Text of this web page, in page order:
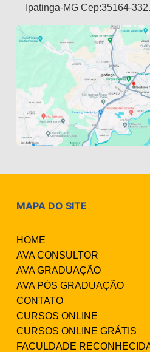
Ipatinga-MG Cep:35164-
MAPA DO SITE
HOME
AVA CONSULTOR
AVA GRADUAÇÃO
AVA PÓS GRADUAÇÃO
CONTATO
CURSOS ONLINE
CURSOS ONLINE GRÁTIS
FACULDADE